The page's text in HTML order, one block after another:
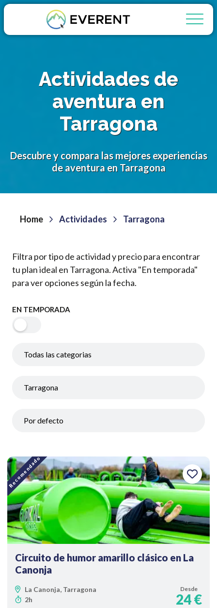
Actividades de
aventura en
Tarragona
Descubre y compara las mejores experiencias
de aventura en Tarragona
Home Actividades Tarragona
Filtra por tipo de actividad y precio para encontrar
tu plan ideal en Tarragona. Activa "En temporada"
para ver opciones según la fecha.
EN TEMPORADA
Recomendado
Circuito de humor amarillo clásico en La
Canonja
La Canonja, Tarragona
2h
Desde
24 €